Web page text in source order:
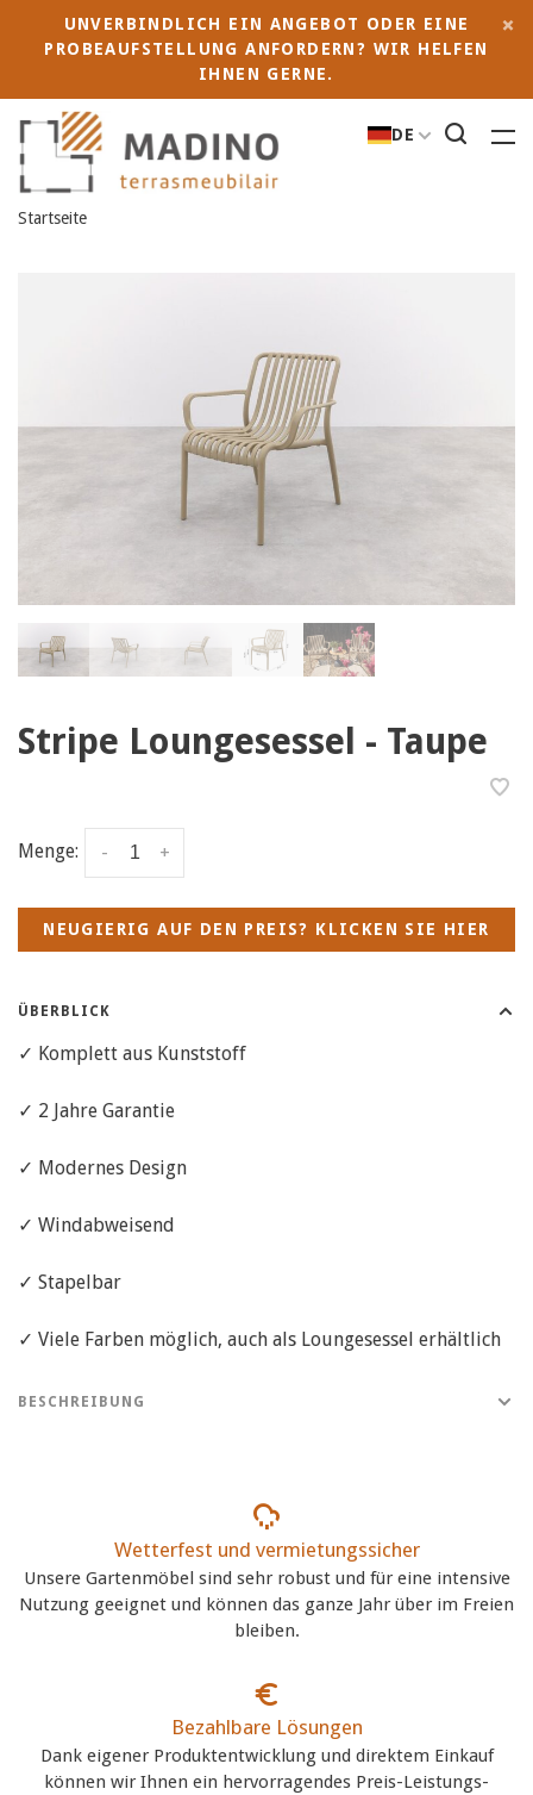
UNVERBINDLICH EIN ANGEBOT ODER EINE
PROBEAUFSTELLUNG ANFORDERN? WIR HELFEN
IHNEN GERNE.
DE
Startseite
Stripe Loungesessel - Taupe
Menge: +
-
NEUGIERIG AUF DEN PREIS? KLICKEN SIE HIER
ÜBERBLICK
✓ Komplett aus Kunststoff
✓ 2 Jahre Garantie
✓ Modernes Design
✓ Windabweisend
✓ Stapelbar
✓ Viele Farben möglich, auch als Loungesessel erhältlich
BESCHREIBUNG
Wetterfest und vermietungssicher
Unsere Gartenmöbel sind sehr robust und für eine intensive
Nutzung geeignet und können das ganze Jahr über im Freien
bleiben.
Bezahlbare Lösungen
Dank eigener Produktentwicklung und direktem Einkauf
können wir Ihnen ein hervorragendes Preis-Leistungs-